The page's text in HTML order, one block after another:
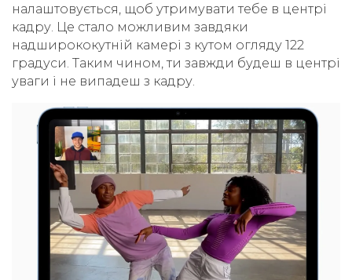
налаштовується, щоб утримувати тебе в центрі
кадру. Це стало можливим завдяки
надширококутній камері з кутом огляду 122
градуси. Таким чином, ти завжди будеш в центрі
уваги і не випадеш з кадру.